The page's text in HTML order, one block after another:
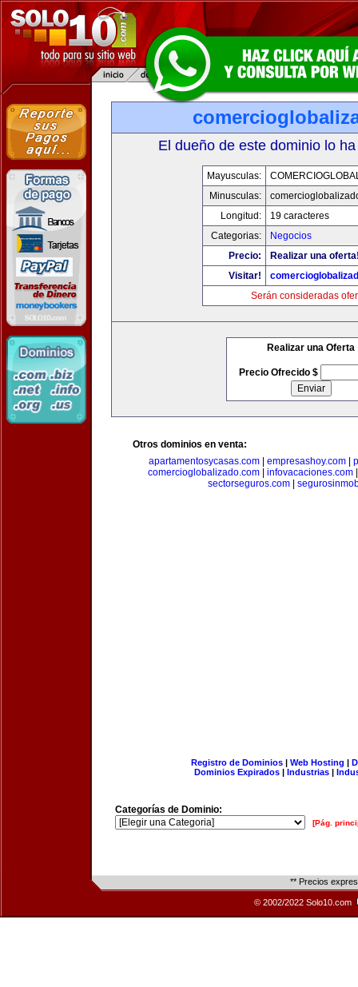
El dueño de este dominio lo
Mayusculas:
Minusculas:
Longitud:
19 caracteres
Categorias:
Negocios
Precio:
Realizar una
Visitar!
Serán consideradas
Realizar una Oferta
Precio Ofrecido $
Otros dominios en venta:
apartamentosycasas.com| empresashoy.com|
comercioglobalizado.com
infovacaciones.com
sectorseguros.com
Registro de Dominios| Web Hosting |
Dominios Expirados | Industrias |
Categorías de Dominio:
[Pág.
** Precios
© 2002/2022 Solo10.com